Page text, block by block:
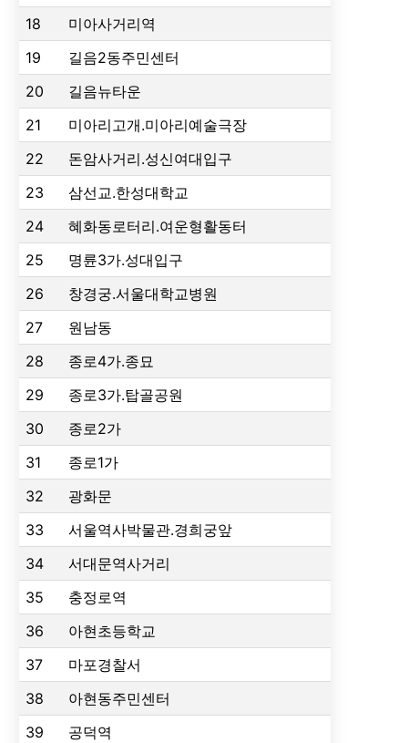
18
미아사거리역
19
길음2동주민센터
20
길음뉴타운
21
미아리고개.미아리예술극장
22
돈암사거리.성신여대입구
23
삼선교.한성대학교
24
혜화동로터리.여운형활동터
25
명륜3가.성대입구
26
창경궁.서울대학교병원
27
원남동
28
종로4가.종묘
29
종로3가.탑골공원
30
종로2가
31
종로1가
32
광화문
33
서울역사박물관.경희궁앞
34
서대문역사거리
35
충정로역
36
아현초등학교
37
마포경찰서
38
아현동주민센터
39
공덕역